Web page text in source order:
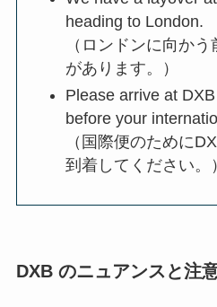
heading to London.
（ロンドンに向か
があります。）
Please arrive at
before your
（国際便のために
到着してください。）
DXB のニュアンスと注